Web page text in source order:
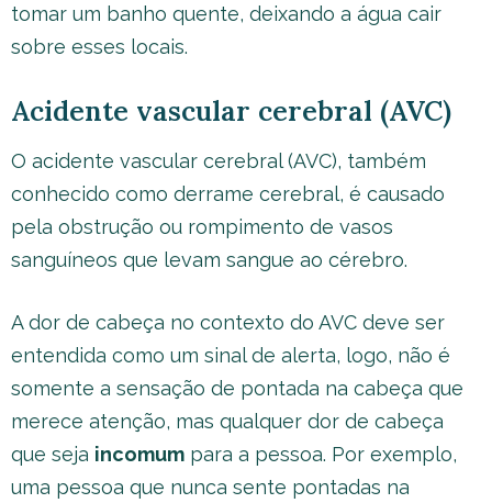
tomar um banho quente, deixando a água cair
sobre esses locais.
Acidente vascular cerebral (AVC)
O acidente vascular cerebral (AVC), também
conhecido como derrame cerebral, é causado
pela obstrução ou rompimento de vasos
sanguíneos que levam sangue ao cérebro.
A dor de cabeça no contexto do AVC deve ser
entendida como um sinal de alerta, logo, não é
somente a sensação de pontada na cabeça que
merece atenção, mas qualquer dor de cabeça
que seja incomum para a pessoa. Por exemplo,
uma pessoa que nunca sente pontadas na